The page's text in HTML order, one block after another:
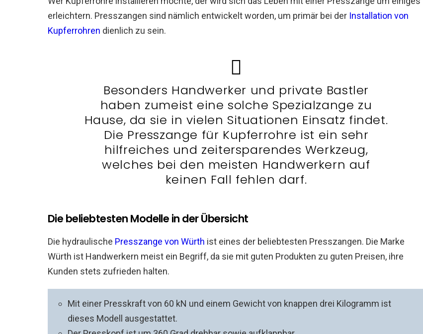
erleichtern. Presszangen sind nämlich entwickelt worden, um primär bei der Installation von
Kupferrohren dienlich zu sein.
Besonders Handwerker und private Bastler
haben zumeist eine solche Spezialzange zu
Hause, da sie in vielen Situationen Einsatz findet.
Die Presszange für Kupferrohre ist ein sehr
hilfreiches und zeitersparendes Werkzeug,
welches bei den meisten Handwerkern auf
keinen Fall fehlen darf.
Die beliebtesten Modelle in der Übersicht
Die hydraulische Presszange von Würth ist eines der beliebtesten Presszangen. Die Marke
Würth ist Handwerkern meist ein Begriff, da sie mit guten Produkten zu guten Preisen, ihre
Kunden stets zufrieden halten.
Mit einer Presskraft von 60 kN und einem Gewicht von knappen drei Kilogramm ist
dieses Modell ausgestattet.